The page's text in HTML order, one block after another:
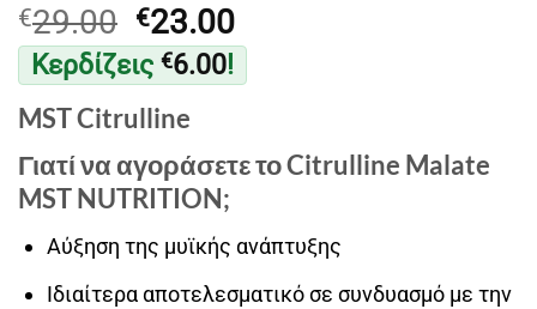
€29.00 Original
price
was:
€29.00.
€23.00Η
τρέχουσα
τιμή
€23.00.
Κερδίζεις €6.00!
MST Citrulline
Γιατί να αγοράσετε το Citrulline Malate
MST NUTRITION;
Αύξηση της μυϊκής ανάπτυξης
Ιδιαίτερα αποτελεσματικό σε συνδυασμό με την